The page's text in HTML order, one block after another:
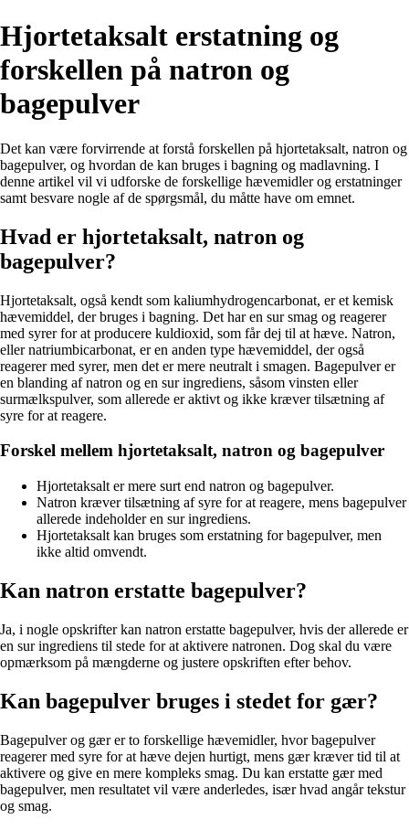
Hjortetaksalt erstatning og
forskellen på natron og
bagepulver
Det kan være forvirrende at forstå forskellen på hjortetaksalt, natron og
bagepulver, og hvordan de kan bruges i bagning og madlavning. I
denne artikel vil vi udforske de forskellige hævemidler og erstatninger
samt besvare nogle af de spørgsmål, du måtte have om emnet.
Hvad er hjortetaksalt, natron og
bagepulver?
Hjortetaksalt, også kendt som kaliumhydrogencarbonat, er et kemisk
hævemiddel, der bruges i bagning. Det har en sur smag og reagerer
med syrer for at producere kuldioxid, som får dej til at hæve. Natron,
eller natriumbicarbonat, er en anden type hævemiddel, der også
reagerer med syrer, men det er mere neutralt i smagen. Bagepulver er
en blanding af natron og en sur ingrediens, såsom vinsten eller
surmælkspulver, som allerede er aktivt og ikke kræver tilsætning af
syre for at reagere.
Forskel mellem hjortetaksalt, natron og bagepulver
Hjortetaksalt er mere surt end natron og bagepulver.
Natron kræver tilsætning af syre for at reagere, mens bagepulver
allerede indeholder en sur ingrediens.
Hjortetaksalt kan bruges som erstatning for bagepulver, men
ikke altid omvendt.
Kan natron erstatte bagepulver?
Ja, i nogle opskrifter kan natron erstatte bagepulver, hvis der allerede er
en sur ingrediens til stede for at aktivere natronen. Dog skal du være
opmærksom på mængderne og justere opskriften efter behov.
Kan bagepulver bruges i stedet for gær?
Bagepulver og gær er to forskellige hævemidler, hvor bagepulver
reagerer med syre for at hæve dejen hurtigt, mens gær kræver tid til at
aktivere og give en mere kompleks smag. Du kan erstatte gær med
bagepulver, men resultatet vil være anderledes, især hvad angår tekstur
og smag.